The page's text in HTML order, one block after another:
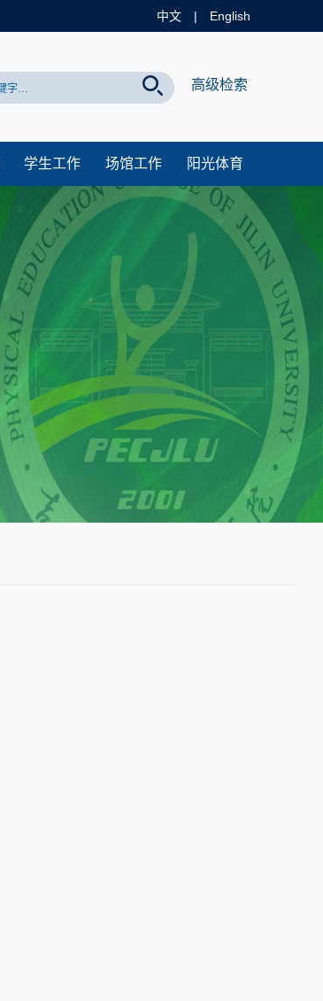
中文 | English
高级检索
学生工作 场馆工作 阳光体育